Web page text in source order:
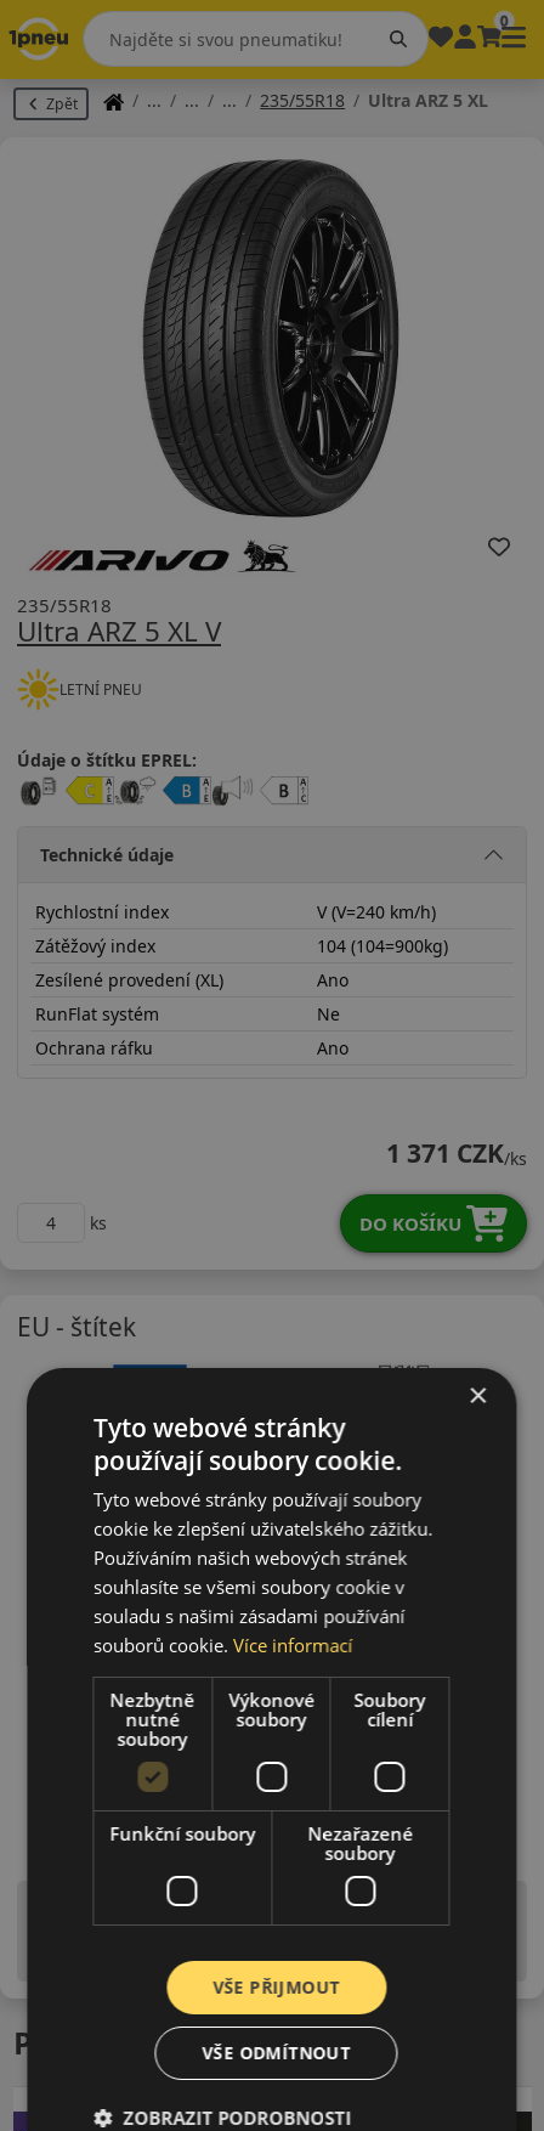
0
Zpět 235/55R18 Ultra ARZ 5 XL
Ultra ARZ 5 XL V
235/55R18
LETNÍ PNEU
Údaje o štítku EPREL:
Technické údaje
Rychlostní index
V (V=240 km/h)
Zátěžový index
104 (104=900kg)
Zesílené provedení (XL)
Ano
RunFlat systém
Ne
Ochrana ráfku
Ano
1 371 CZK/ks
ks DO KOŠÍKU
EU - štítek
Upozornění! Hodnoty na štítku jsou pouze
informativního charakteru. Mohou být dodány pneumatiky
is EU štítky ve smyslu dosud platné (předchozí) legislativy.
Podobné produkty
×
Tyto webové stránky
používají soubory cookie.
Tyto webové stránky používají soubory
cookie ke zlepšení uživatelského zážitku.
Používáním našich webových stránek
souhlasíte se všemi soubory cookie v
souladu s našimi zásadami používání
souborů cookie.Více informací
Nezbytně
nutné
soubory
Výkonové
soubory
Soubory
cílení
Funkční soubory
Nezařazené
soubory
VŠE PŘIJMOUT
VŠE ODMÍTNOUT
ZOBRAZIT PODROBNOSTI